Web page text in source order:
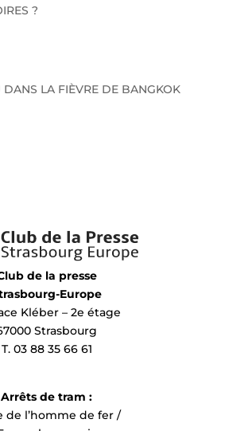
?
DANS LA FIÈVRE DE BANGKOK
de la presse
Europe
Kléber – 2e étage
Strasbourg
T. 03 88 35 66 61
Arrêts de tram :
de l’homme de fer /